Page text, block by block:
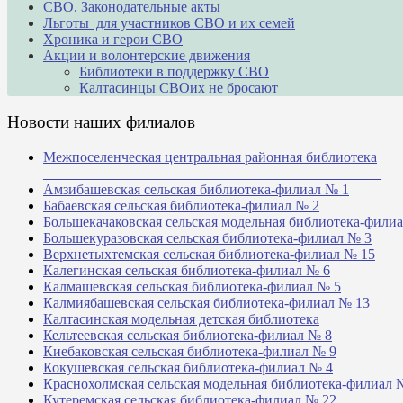
СВО. Законодательные акты
Льготы для участников СВО и их семей
Хроника и герои СВО
Акции и волонтерские движения
Библиотеки в поддержку СВО
Калтасинцы СВОих не бросают
Новости наших филиалов
Межпоселенческая центральная районная библиотека
Амзибашевская сельская библиотека-филиал № 1
Бабаевская сельская библиотека-филиал № 2
Большекачаковская сельская модельная библиотека-
Большекуразовская сельская библиотека-филиал № 3
Верхнетыхтемская сельская библиотека-филиал № 15
Калегинская сельская библиотека-филиал № 6
Калмашевская сельская библиотека-филиал № 5
Калмиябашевская сельская библиотека-филиал № 13
Калтасинская модельная детская библиотека
Кельтеевская сельская библиотека-филиал № 8
Киебаковская сельская библиотека-филиал № 9
Кокушевская сельская библиотека-филиал № 4
Краснохолмская сельская модельная библиотека-филиал